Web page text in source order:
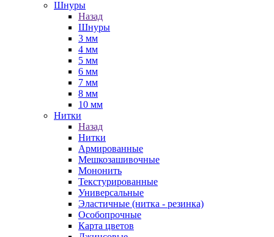
Шнуры
Назад
Шнуры
3 мм
4 мм
5 мм
6 мм
7 мм
8 мм
10 мм
Нитки
Назад
Нитки
Армированные
Мешкозашивочные
Мононить
Текстурированные
Универсальные
Эластичные (нитка - резинка)
Особопрочные
Карта цветов